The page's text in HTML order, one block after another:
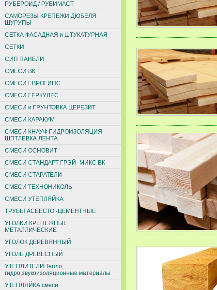
РУБЕРОИД / РУБИМАСТ
САМОРЕЗЫ КРЕПЕЖИ ДЮБЕЛЯ
ШУРУПЫ
СЕТКА ФАСАДНАЯ и ШТУКАТУРНАЯ
СЕТКИ
СИП ПАНЕЛИ
СМЕСИ ВК
СМЕСИ ЕВРОГИПС
СМЕСИ ГЕРКУЛЕС
СМЕСИ и ГРУНТОВКА ЦЕРЕЗИТ
СМЕСИ КАРАКУМ
СМЕСИ КНАУФ ГИДРОИЗОЛЯЦИЯ
ШПТЛЕВКА ЛЕНТА
СМЕСИ ОСНОВИТ
СМЕСИ СТАНДАРТ ГРЭЙ -МИКС ВК
СМЕСИ СТАРАТЕЛИ
СМЕСИ ТЕХНОНИКОЛЬ
СМЕСИ УТЕПЛЯЙКА
ТРУБЫ АСБЕСТО -ЦЕМЕНТНЫЕ
УГОЛКИ КРЕПЕЖНЫЕ
МЕТАЛЛИЧЕСКИЕ
УГОЛОК ДЕРЕВЯННЫЙ
УГОЛЬ ДРЕВЕСНЫЙ
УТЕПЛИТЕЛИ Тепло,
гидро,звукоизоляционные материалы
УТЕПЛЯЙКА смеси